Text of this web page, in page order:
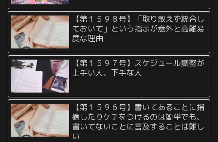
【第１５９８号】「取り敢えず統合し
ておいて」という指示が意外と高難易
度な理由
【第１５９７号】スケジュール調整が
上手い人、下手な人
【第１５９６号】書いてあることに指
摘したりケチをつけるのは簡単でも、
書いてないことに言及することは難し
い